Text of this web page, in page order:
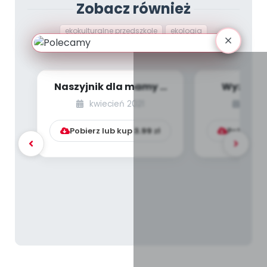
Zobacz również
ekokulturalne przedszkole
ekologia
Naszyjnik dla mamy –
zrób to sam
kwiecień 2021
Pobierz lub kup3.99zł
Mobilna
Pobierz